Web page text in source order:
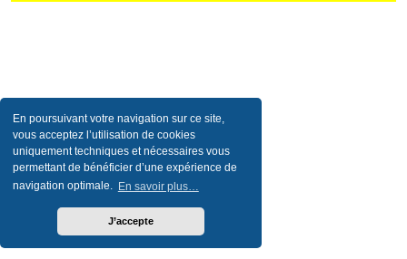
En poursuivant votre navigation sur ce site,
vous acceptez l’utilisation de cookies
uniquement techniques et nécessaires vous
permettant de bénéficier d’une expérience de
navigation optimale. En savoir plus…
J’accepte